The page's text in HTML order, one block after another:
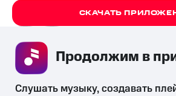
СКАЧАТЬ
Незаконное потребление наркотических
Продолжим в
Слушать музыку, создавать